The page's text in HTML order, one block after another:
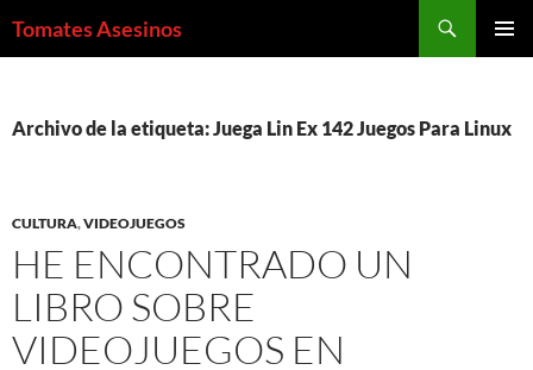
Tomates Asesinos
Archivo de la etiqueta: Juega Lin Ex 142 Juegos Para Linux
CULTURA,VIDEOJUEGOS
HE ENCONTRADO UN
LIBRO SOBRE
VIDEOJUEGOS EN